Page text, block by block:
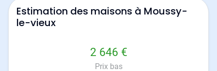
Estimation des maisons à Moussy-
le-vieux
2 646 €
Prix bas